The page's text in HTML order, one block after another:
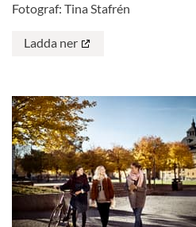
Fotograf: Tina Stafrén
Ladda ner